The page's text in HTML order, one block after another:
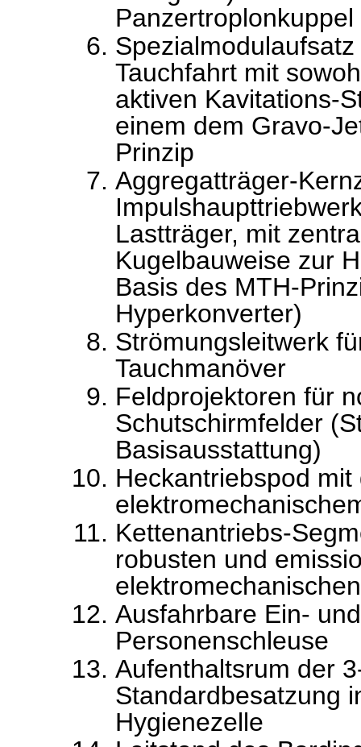
Panzertroplonkuppel
Tauchfahrt mit
aktiven Kavitations-
einem dem Gravo-
Prinzip
Aggregatträger-
Lastträger, mit
Kugelbauweise zur
Basis des MTH-
Hyperkonverter)
Strömungsleitwerk
Tauchmanöver
Feldprojektoren für
Schutschirmfelder
Basisausstattung)
Heckantriebspod
Kettenantriebs-
robusten und
Ausfahrbare Ein-
Personenschleuse
Aufenthaltsrum der
Standardbesatzung
Hygienezelle